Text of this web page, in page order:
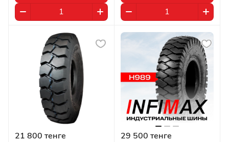
21 800 тенге 29 500 тенге